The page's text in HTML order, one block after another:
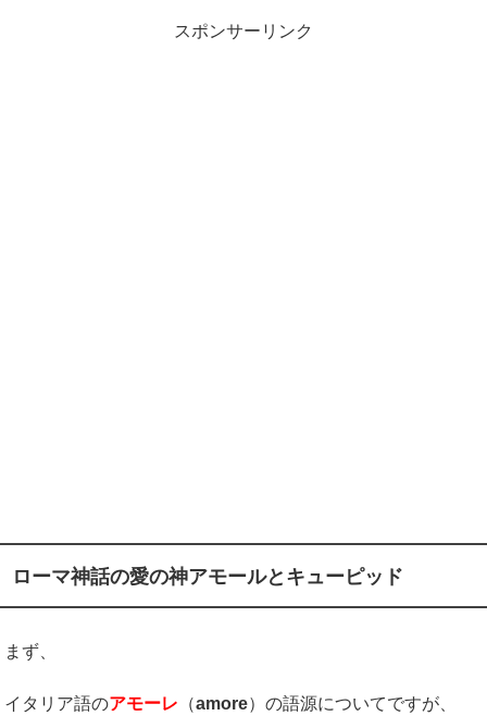
スポンサーリンク
ローマ神話の愛の神アモールとキューピッド
まず、
イタリア語のアモーレ （amore）の語源についてですが、